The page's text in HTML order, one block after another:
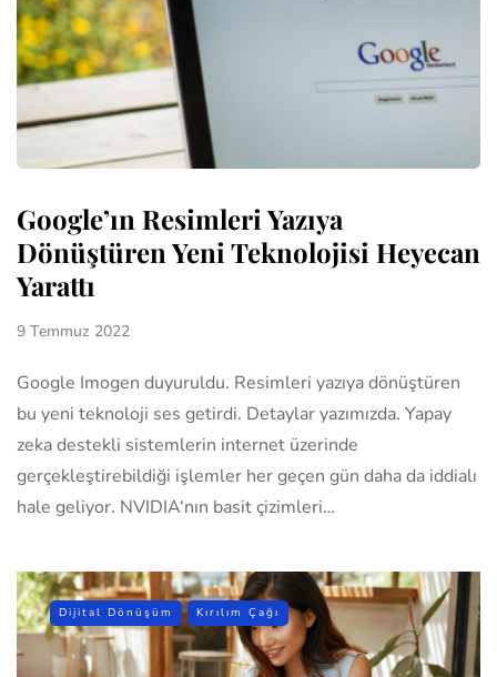
Google’ın Resimleri Yazıya
Dönüştüren Yeni Teknolojisi Heyecan
Yarattı
9 Temmuz 2022
Google Imogen duyuruldu. Resimleri yazıya dönüştüren
bu yeni teknoloji ses getirdi. Detaylar yazımızda. Yapay
zeka destekli sistemlerin internet üzerinde
gerçekleştirebildiği işlemler her geçen gün daha da iddialı
hale geliyor. NVIDIA‘nın basit çizimleri…
Dijital Dönüşüm Kırılım Çağı